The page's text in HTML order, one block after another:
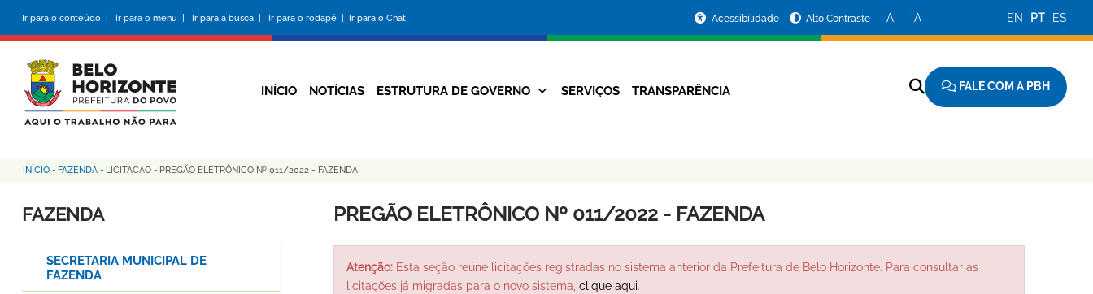
conteúdo
principal
Ir para o conteúdo | Ir para o menu | Ir para a busca | Ir para o rodapé | Ir para o Chat
da
Prefeitura
Acessibilidade Alto Contraste −A +A EN PT ES
Navegação
INÍCIO NOTÍCIAS ESTRUTURA DE GOVERNO SERVIÇOS TRANSPARÊNCIA FALE COM A PBH
Trilha
de
INÍCIO - FAZENDA - LICITACAO - PREGÃO ELETRÔNICO Nº 011/2022 - FAZENDA
PREGÃO ELETRÔNICO Nº 011/2022 - FAZENDA
Atenção:Esta seção reúne licitações registradas no sistema anterior da Prefeitura de Belo Horizonte. Para consultar as
licitações já migradas para o novo sistema, clique aqui.
FAZENDA
SECRETARIA MUNICIPAL DE
FAZENDA